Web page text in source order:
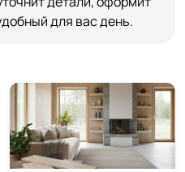
для вас день.